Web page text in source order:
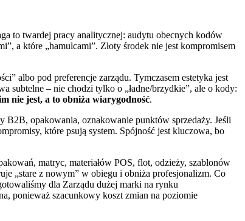
to twardej pracy analitycznej: audytu obecnych kodów
a które „hamulcami”. Złoty środek nie jest kompromisem
albo pod preferencje zarządu. Tymczasem estetyka jest
subtelne – nie chodzi tylko o „ładne/brzydkie”, ale o kody:
nie jest, a to obniża wiarygodność.
B2B, opakowania, oznakowanie punktów sprzedaży. Jeśli
które psują system. Spójność jest kluczowa, bo
matryc, materiałów POS, flot, odzieży, szablonów
„stare z nowym” w obiegu i obniża profesjonalizm. Co
dla Zarządu dużej marki na rynku
ponieważ szacunkowy koszt zmian na poziomie